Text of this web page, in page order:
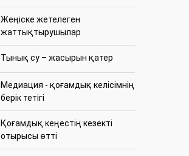
Жеңіске жетелеген
жаттықтырушылар
Тынық су – жасырын қатер
Медиация - қоғамдық келісімнің
берік тетігі
Қоғамдық кеңестің кезекті
отырысы өтті